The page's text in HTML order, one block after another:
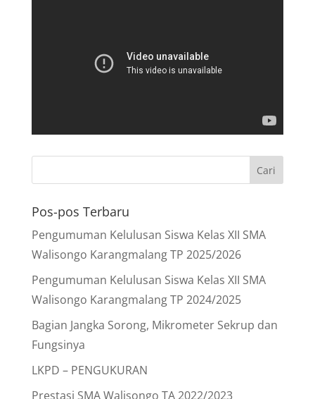
Pos-pos Terbaru
Pengumuman Kelulusan Siswa Kelas XII SMA
Walisongo Karangmalang TP 2025/2026
Pengumuman Kelulusan Siswa Kelas XII SMA
Walisongo Karangmalang TP 2024/2025
Bagian Jangka Sorong, Mikrometer Sekrup dan
Fungsinya
LKPD – PENGUKURAN
Prestasi SMA Walisongo TA 2022/2023